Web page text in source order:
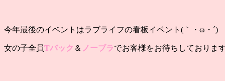
今年最後のイベントはラブライフの看板イベント(｀・ω・´)ゞ
女の子全員Tバック ＆ ノーブラでお客様をお待ちしております